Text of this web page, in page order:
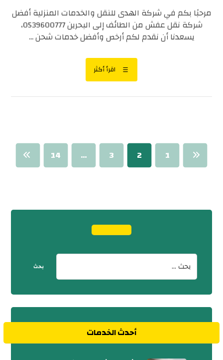
مرحبًا بكم في شركة الهدى للنقل والخدمات المنزلية أفضل
شركة نقل عفش من الطائف إلى البحرين 0539600777،
يسعدنا أن نقدم لكم أرخص وأفضل خدمات شحن ...
اقرأ أكثر
1
2
3
…
14
أحدث الخدمات